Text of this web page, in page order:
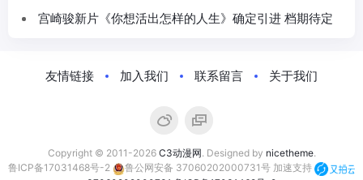
宫崎骏新片《你想活出怎样的人生》确定引进 档期待定
友情链接 加入我们 联系留言 关于我们
Copyright © 2011-2026 C3动漫网. Designed by nicetheme.
鲁ICP备17031468号-2
鲁公网安备 37060202000731号 加速支持